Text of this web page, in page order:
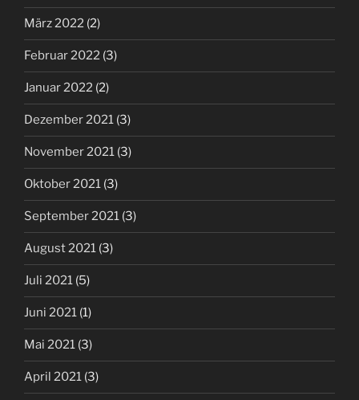
März 2022 (2)
Februar 2022 (3)
Januar 2022 (2)
Dezember 2021 (3)
November 2021 (3)
Oktober 2021 (3)
September 2021 (3)
August 2021 (3)
Juli 2021 (5)
Juni 2021 (1)
Mai 2021 (3)
April 2021 (3)